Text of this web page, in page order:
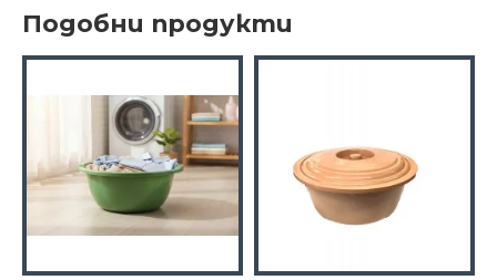
Подобни продукти